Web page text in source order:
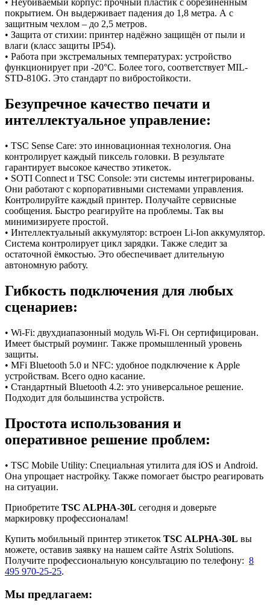
• Неубиваемый корпус: прочный пластик с обрезиненным
покрытием. Он выдерживает падения до 1,8 метра. А с
защитным чехлом – до 2,5 метров.
• Защита от стихии: принтер надёжно защищён от пыли и
влаги (класс защиты IP54).
• Работа при экстремальных температурах: устройство
функционирует при -20°C. Более того, соответствует MIL-
STD-810G. Это стандарт по вибростойкости.
Безупречное качество печати и
интеллектуальное управление:
• TSC Sense Care: это инновационная технология. Она
контролирует каждый пиксель головки. В результате
гарантирует высокое качество этикеток.
• SOTI Connect и TSC Console: эти системы интегрированы.
Они работают с корпоративными системами управления.
Контролируйте каждый принтер. Получайте сервисные
сообщения. Быстро реагируйте на проблемы. Так вы
минимизируете простой.
• Интеллектуальный аккумулятор: встроен Li-Ion аккумулятор.
Система контролирует цикл зарядки. Также следит за
остаточной ёмкостью. Это обеспечивает длительную
автономную работу.
Гибкость подключения для любых
сценариев:
• Wi-Fi: двухдиапазонный модуль Wi-Fi. Он сертифицирован.
Имеет быстрый роуминг. Также промышленный уровень
защиты.
• MFi Bluetooth 5.0 и NFC: удобное подключение к Apple
устройствам. Всего одно касание.
• Стандартный Bluetooth 4.2: это универсальное решение.
Подходит для большинства устройств.
Простота использования и
оперативное решение проблем:
• TSC Mobile Utility: Специальная утилита для iOS и Android.
Она упрощает настройку. Также помогает быстро реагировать
на ситуации.
Приобретите TSC ALPHA-30L сегодня и доверьте
маркировку профессионалам!
Купить мобильный принтер этикеток TSC ALPHA-30L вы
можете, оставив заявку на нашем сайте Astrix Solutions.
Получите профессиональную консультацию по телефону: 8
495 970-25-25.
Мы предлагаем: